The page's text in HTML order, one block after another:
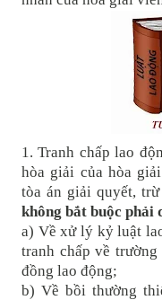
1. Tranh chấp lao
hòa giải của hòa
tòa án giải quyết,
không bắt buộc phải
a) Về xử lý kỷ luật
tranh chấp về
đồng lao động;
b) Về bồi thường